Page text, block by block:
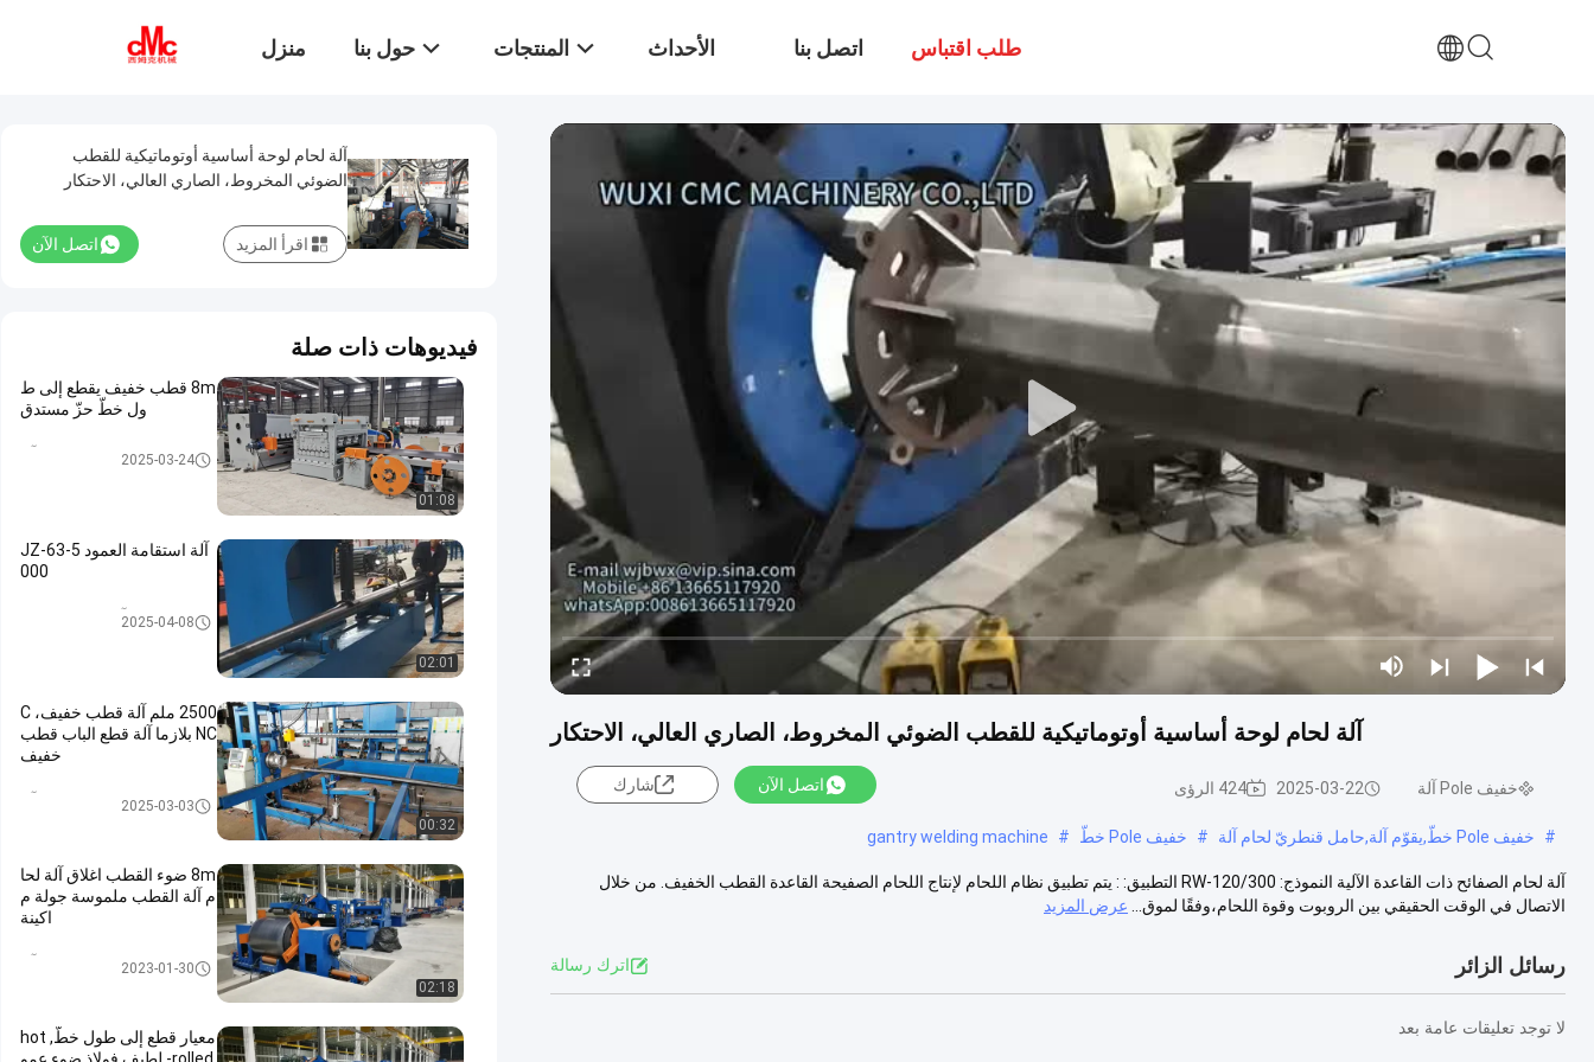
منزل حول بنا المنتجات الأحداث اتصل بنا طلب اقتباس
آلة لحام لوحة أساسية أوتوماتيكية للقطب الضوئي المخروط، الصاري العالي، الاحتكار
خفيف Pole آلة 2025-03-22 424 الرؤى اتصل الآن شارك
# خفيف Pole خطّ,يقوّم آلة,حامل قنطريّ لحام آلة # خفيف Pole خطّ #
gantry welding machine
آلة لحام الصفائح ذات القاعدة الآلية النموذج: RW-120/300 التطبيق: : يتم تطبيق نظام اللحام لإنتاج اللحام الصفيحة القاعدة القطب الخفيف. من خلال
الاتصال في الوقت الحقيقي بين الروبوت وقوة اللحام،وفقًا لموق...
عرض المزيد
رسائل الزائر اترك رسالة
لا توجد تعليقات عامة بعد
آلة لحام لوحة أساسية أوتوماتيكية للقطب
الضوئي المخروط، الصاري العالي، الاحتكار
اتصل الآن اقرأ المزيد
فيديوهات ذات صلة
01:08
8m قطب خفيف يقطع إلى ط
ول خطّ حزّ مستدق
2025-03-24
02:01
آلة استقامة العمود JZ-63-5
000
آلة استقامة العمود2025-04-08
00:32
2500 ملم آلة قطب خفيف، C
NC بلازما آلة قطع الباب قطب
خفيف
2025-03-03
02:18
8m ضوء القطب اغلاق آلة لحا
م آلة القطب ملموسة جولة م
اكينة
2023-01-30
معيار قطع إلى طول خطّ, hot